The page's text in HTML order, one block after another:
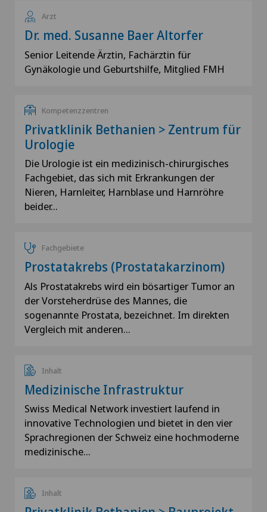
Arzt
Dr. med. Susanne Baer Altorfer
Senior Leitende Ärztin, Fachärztin für
Gynäkologie und Geburtshilfe, Mitglied FMH
Kompetenzzentren
Privatklinik Bethanien > Zentrum für
Urologie
Die Urologie ist ein medizinisch-chirurgisches
Fachgebiet, das sich mit Erkrankungen der
Nieren, Harnleiter, Harnblase und Harnröhre
beider…
Fachgebiete
Prostatakrebs (Prostatakarzinom)
Als Prostatakrebs wird ein bösartiger Tumor an
der Vorsteherdrüse des Mannes, die
sogenannte Prostata, bezeichnet. Im direkten
Vergleich mit anderen…
Inhalt
Medizinische Infrastruktur
Swiss Medical Network investiert laufend in
innovative Technologien und bietet in den vier
Sprachregionen der Schweiz eine hochmoderne
medizinische…
Inhalt